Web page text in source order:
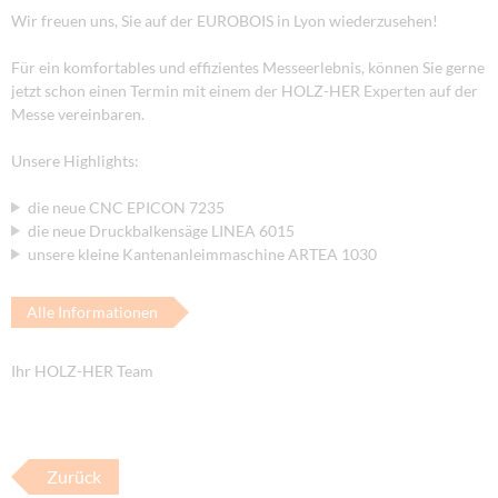
Wir freuen uns, Sie auf der EUROBOIS in Lyon wiederzusehen!
Für ein komfortables und effizientes Messeerlebnis, können Sie gerne
jetzt schon einen Termin mit einem der HOLZ-HER Experten auf der
Messe vereinbaren.
Unsere Highlights:
die neue CNC EPICON 7235
die neue Druckbalkensäge LINEA 6015
unsere kleine Kantenanleimmaschine ARTEA 1030
Alle Informationen
Ihr HOLZ-HER Team
Zurück